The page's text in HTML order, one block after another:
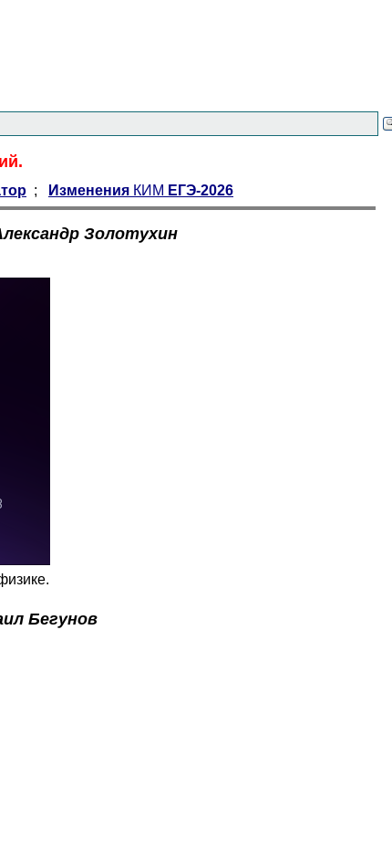
; Изменения КИМ ЕГЭ-2026
Золотухин
Бегунов